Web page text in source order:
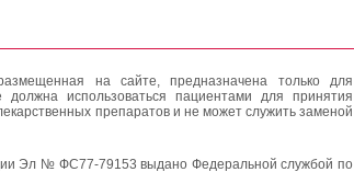
на сайте, предназначена только для
использоваться пациентами для принятия
препаратов и не может служить заменой
Эл № ФС77-79153 выдано Федеральной службой по